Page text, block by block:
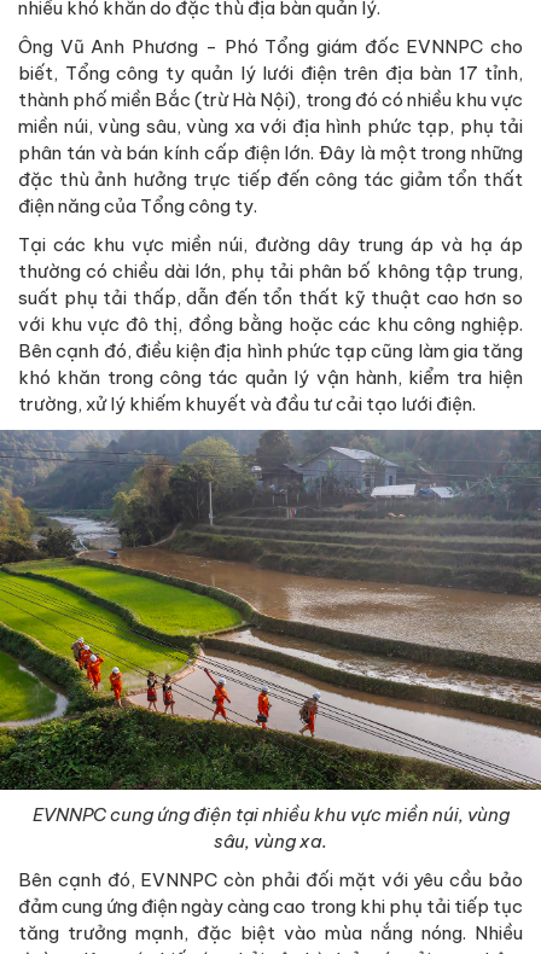
nhiều khó khăn do đặc thù địa bàn quản lý.
Ông Vũ Anh Phương - Phó Tổng giám đốc EVNNPC cho
biết, Tổng công ty quản lý lưới điện trên địa bàn 17 tỉnh,
thành phố miền Bắc (trừ Hà Nội), trong đó có nhiều khu vực
miền núi, vùng sâu, vùng xa với địa hình phức tạp, phụ tải
phân tán và bán kính cấp điện lớn. Đây là một trong những
đặc thù ảnh hưởng trực tiếp đến công tác giảm tổn thất
điện năng của Tổng công ty.
Tại các khu vực miền núi, đường dây trung áp và hạ áp
thường có chiều dài lớn, phụ tải phân bố không tập trung,
suất phụ tải thấp, dẫn đến tổn thất kỹ thuật cao hơn so
với khu vực đô thị, đồng bằng hoặc các khu công nghiệp.
Bên cạnh đó, điều kiện địa hình phức tạp cũng làm gia tăng
khó khăn trong công tác quản lý vận hành, kiểm tra hiện
trường, xử lý khiếm khuyết và đầu tư cải tạo lưới điện.
EVNNPC cung ứng điện tại nhiều khu vực miền núi, vùng
sâu, vùng xa.
Bên cạnh đó, EVNNPC còn phải đối mặt với yêu cầu bảo
đảm cung ứng điện ngày càng cao trong khi phụ tải tiếp tục
tăng trưởng mạnh, đặc biệt vào mùa nắng nóng. Nhiều